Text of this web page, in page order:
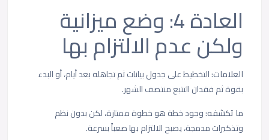
العادة 4: وضع ميزانية
ولكن عدم الالتزام بها
العلامات:التخطيط على جدول بيانات ثم تجاهله بعد أيام، أو البدء
بقوة ثم فقدان التتبع منتصف الشهر.
ما تكشفه:وجود خطة هو خطوة ممتازة، لكن بدون نظم
وتذكيرات مدمجة، يصبح الالتزام بها صعباً بسرعة.